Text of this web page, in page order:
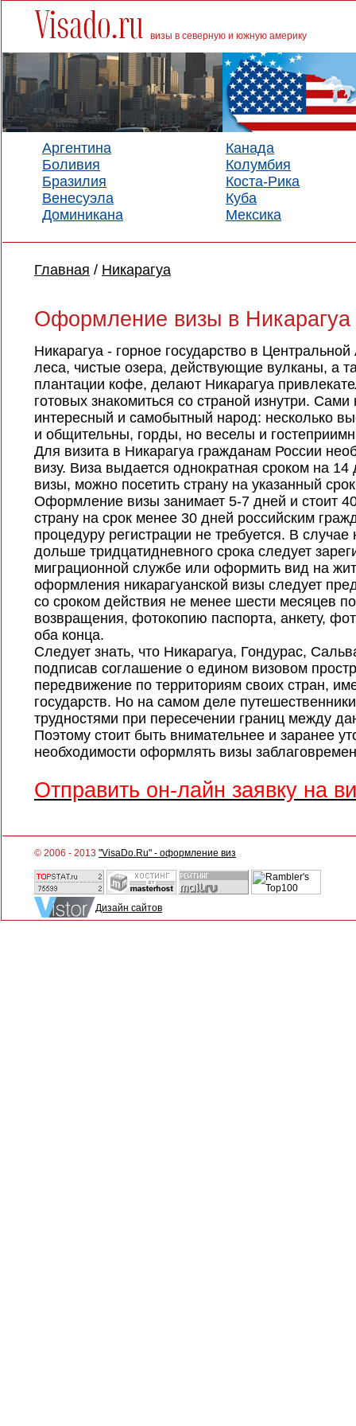
визы в северную и южную америку
Аргентина
Боливия
Бразилия
Венесуэла
Доминикана
Канада
Колумбия
Коста-Рика
Куба
Мексика
Главная / Никарагуа
Оформление визы в Никарагуа
Никарагуа - горное государство в
леса, чистые озера, действующие вулканы, а
плантации кофе, делают Никарагуа
готовых знакомиться со страной изнутри.
интересный и самобытный народ: несколько
и общительны, горды, но веселы и
Для визита в Никарагуа гражданам России
визу. Виза выдается однократная сроком на
визы, можно посетить страну на указанный
Оформление визы занимает 5-7 дней и стоит
страну на срок менее 30 дней российским
процедуру регистрации не требуется. В
дольше тридцатидневного срока следует
миграционной службе или оформить вид на
оформления никарагуанской визы следует
со сроком действия не менее шести месяцев
возвращения, фотокопию паспорта, анкету,
оба конца.
Следует знать, что Никарагуа, Гондурас,
подписав соглашение о едином визовом
передвижение по территориям своих стран,
государств. Но на самом деле
трудностями при пересечении границ между
Поэтому стоит быть внимательнее и заранее
необходимости оформлять визы
Отправить он-лайн заявку на
© 2006 - 2013 "VisaDo.Ru" - оформление виз
Дизайн сайтов